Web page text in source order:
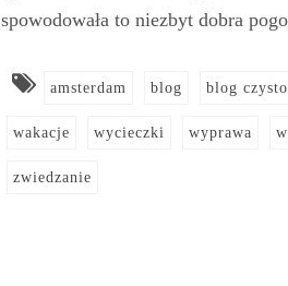
spowodowała to niezbyt dobra
amsterdam blog blog
wakacje wycieczki wyprawa
zwiedzanie